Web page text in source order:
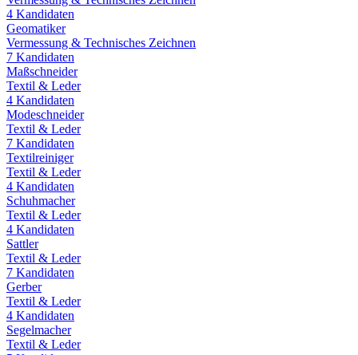
4 Kandidaten
Geomatiker
Vermessung & Technisches Zeichnen
7 Kandidaten
Maßschneider
Textil & Leder
4 Kandidaten
Modeschneider
Textil & Leder
7 Kandidaten
Textilreiniger
Textil & Leder
4 Kandidaten
Schuhmacher
Textil & Leder
4 Kandidaten
Sattler
Textil & Leder
7 Kandidaten
Gerber
Textil & Leder
4 Kandidaten
Segelmacher
Textil & Leder